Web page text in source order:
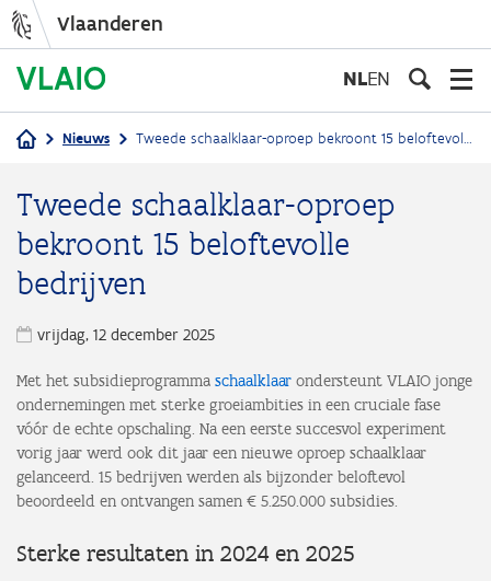
inhoud
Vlaanderen
NLEN
Nieuws Tweede schaalklaar-oproep bekroont 15 beloftevolle bedrijven
Tweede schaalklaar-oproep
bekroont 15 beloftevolle
bedrijven
vrijdag, 12 december 2025
Met het subsidieprogramma schaalklaar ondersteunt VLAIO jonge
ondernemingen met sterke groeiambities in een cruciale fase
vóór de echte opschaling. Na een eerste succesvol experiment
vorig jaar werd ook dit jaar een nieuwe oproep schaalklaar
gelanceerd. 15 bedrijven werden als bijzonder beloftevol
beoordeeld en ontvangen samen € 5.250.000 subsidies.
Sterke resultaten in 2024 en 2025